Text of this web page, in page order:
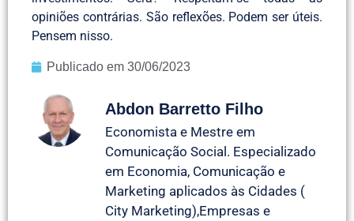
opiniões contrárias. São reflexões. Podem ser úteis.
Pensem nisso.
Publicado em 30/06/2023
Abdon Barretto Filho
Economista e Mestre em
Comunicação Social. Especializado
em Economia, Comunicação e
Marketing aplicados às Cidades (
City Marketing),Empresas e